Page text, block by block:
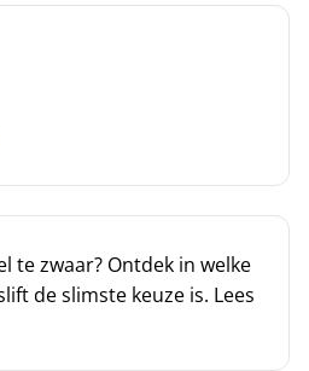
te zwaar? Ontdek in welke
de slimste keuze is. Lees